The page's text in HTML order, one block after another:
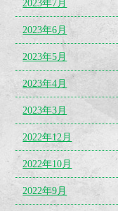
2023年7月
2023年6月
2023年5月
2023年4月
2023年3月
2022年12月
2022年10月
2022年9月